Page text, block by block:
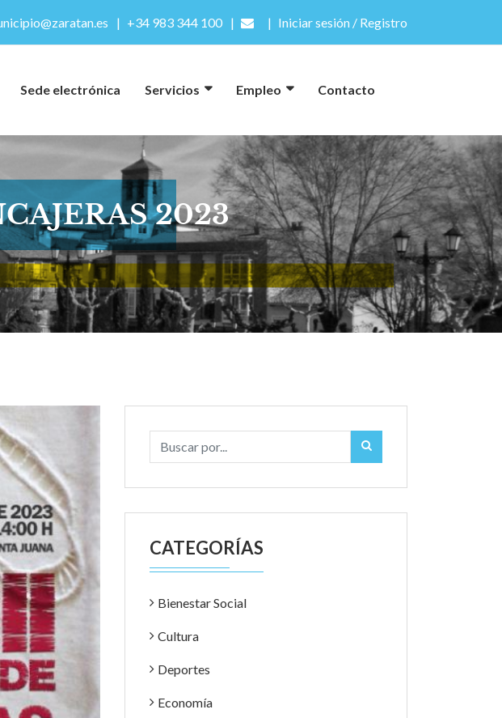
+34 983 344 100 Iniciar sesión / Registro
Sede electrónica Servicios Empleo Contacto
2023
CATEGORÍAS
Bienestar Social
Cultura
Deportes
Economía